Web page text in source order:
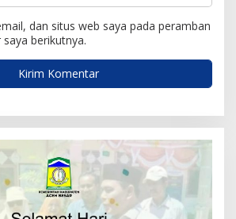
dan situs web saya pada peramban
berikutnya.